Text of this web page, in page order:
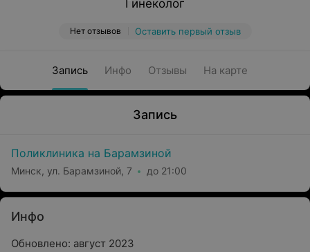
Гинеколог
Нет отзывов Оставить первый отзыв
Запись Инфо Отзывы На карте
Запись
Поликлиника на Барамзиной
Минск, ул. Барамзиной, 7 до 21:00
Инфо
Обновлено: август 2023